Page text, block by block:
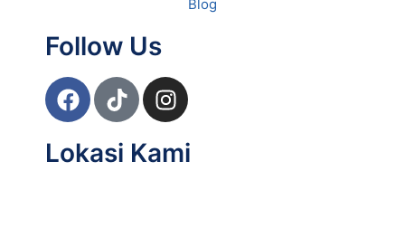
Blog
Follow Us
Lokasi Kami